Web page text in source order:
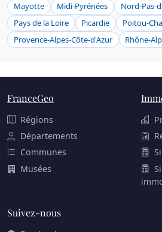
Mayotte
Midi-Pyrénées
Nord-Pas-
Pays de la Loire
Picardie
Poitou-
Provence-Alpes-Côte-d'Azur
Rhône-
FranceGeo
Régions
Départements
Communes
Musées
Suivez-nous